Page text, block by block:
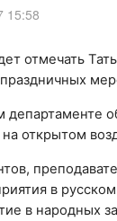
15:58
отмечать
открытом
в
в народных